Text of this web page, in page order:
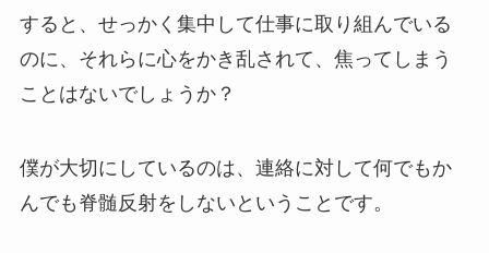
すると、せっかく集中して仕事に取り組んでいる
のに、それらに心をかき乱されて、焦ってしまう
ことはないでしょうか？
僕が大切にしているのは、連絡に対して何でもか
んでも脊髄反射をしないということです。